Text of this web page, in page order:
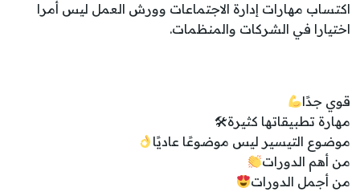
اكتساب مهارات إدارة الاجتماعات وورش العمل ليس أمرا
اختيارا في الشركات والمنظمات.
قوي جدًا
مهارة تطبيقاتها كثيرة🛠
موضوع التيسير ليس موضوعًا عاديًا
من أهم الدورات
من أجمل الدورات